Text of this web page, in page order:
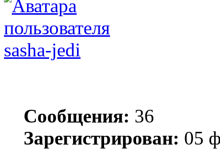
sasha-jedi
Сообщения: 36
Зарегистрирован: 05